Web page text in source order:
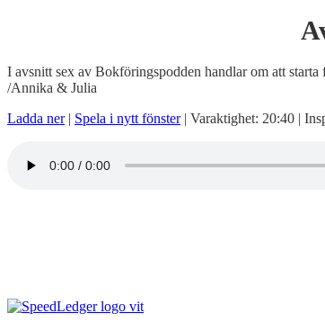
I avsnitt sex av Bokföringspodden handlar om att
/Annika & Julia
Ladda ner| Spela i nytt fönster| Varaktighet: 20:40 |